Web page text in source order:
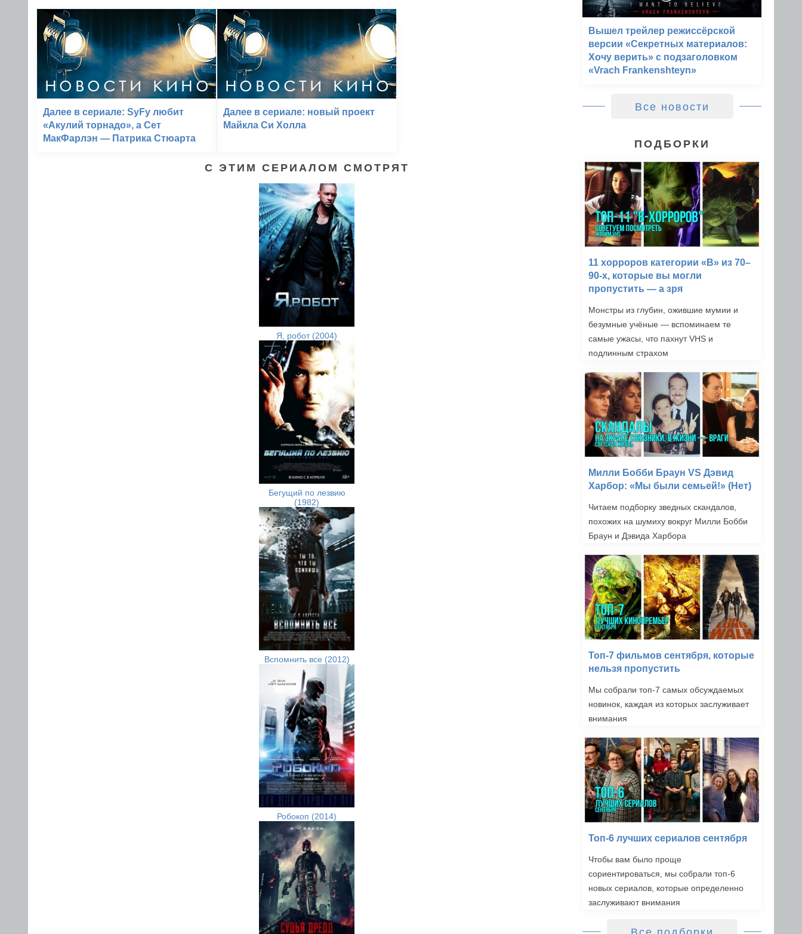
Далее в сериале: SyFy любит
«Акулий торнадо», а Сет
МакФарлэн — Патрика Стюарта
Далее в сериале: новый проект
Майкла Си Холла
С ЭТИМ СЕРИАЛОМ СМОТРЯТ
Я, робот (2004)
Бегущий по лезвию
(1982)
Вспомнить все (2012)
Робокоп (2014)
Вышел трейлер режиссёрской
версии «Секретных материалов:
Хочу верить» с подзаголовком
«Vrach Frankenshteyn»
Все новости
ПОДБОРКИ
11 хорроров категории «B» из 70–
90-х, которые вы могли
пропустить — а зря
Монстры из глубин, ожившие мумии и
безумные учёные — вспоминаем те
самые ужасы, что пахнут VHS и
подлинным страхом
Милли Бобби Браун VS Дэвид
Харбор: «Мы были семьей!» (Нет)
Читаем подборку зведных скандалов,
похожих на шумиху вокруг Милли Бобби
Браун и Дэвида Харбора
Топ-7 фильмов сентября, которые
нельзя пропустить
Мы собрали топ-7 самых обсуждаемых
новинок, каждая из которых заслуживает
внимания
Топ-6 лучших сериалов сентября
Чтобы вам было проще
сориентироваться, мы собрали топ-6
новых сериалов, которые определенно
заслуживают внимания